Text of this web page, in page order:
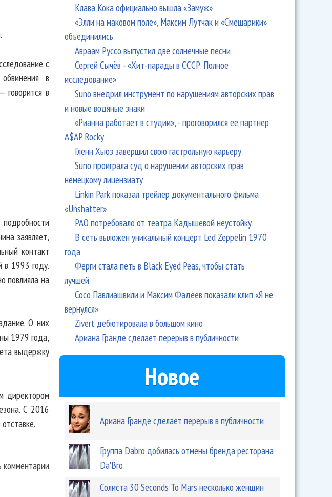
.
с
в
говорится в
заявляет,
контакт
в 1993 году.
повлияла на
О них
1979 года,
выдержку
директором
С 2016
комментарии
Клава Кока официально вышла «Замуж»
«Элли на маковом поле», Максим Лутчак и «Смешарики»
объединились
Авраам Руссо выпустил две солнечные песни
Сергей Сычёв - «Хит-парады в СССР. Полное
исследование»
Suno внедрил инструмент по нарушениям авторских прав
и новые водяные знаки
«Рианна работает в студии», - проговорился ее партнер
A$AP Rocky
Гленн Хьюз завершил свою гастрольную карьеру
Suno проиграла суд о нарушении авторских прав
немецкому лицензиату
Linkin Park показал трейлер документального фильма
«Unshatter»
РАО потребовало от театра Кадышевой неустойку
В сеть выложен уникальный концерт Led Zeppelin 1970
года
Ферги стала петь в Black Eyed Peas, чтобы стать
лучшей
Сосо Павлиашвили и Максим Фадеев показали клип «Я не
вернулся»
Zivert дебютировала в большом кино
Ариана Гранде сделает перерыв в публичности
Новое
Ариана Гранде сделает перерыв в публичности
Группа Dabro добилась отмены бренда ресторана
Da'Bro
Солиста 30 Seconds To Mars несколько женщин